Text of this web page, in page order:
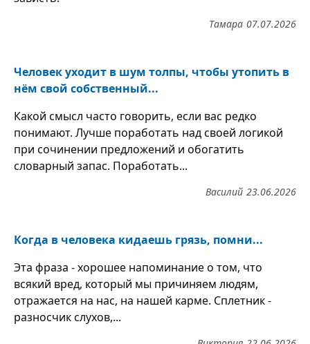
07.07.2026
Тамара
Человек уходит в шум толпы, чтобы утопить в
нём свой собственный...
Какой смысл часто говорить, если вас редко
понимают. Лучше поработать над своей логикой
при сочинении предложений и обогатить
словарный запас. Поработать...
23.06.2026
Василий
Когда в человека кидаешь грязь, помни...
Эта фраза - хорошее напоминание о том, что
всякий вред, который мы причиняем людям,
отражается на нас, на нашей карме. Сплетник -
разносчик слухов,...